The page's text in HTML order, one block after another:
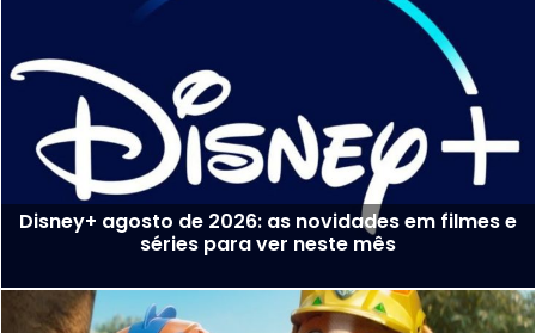
Disney+ agosto de 2026: as novidades em filmes e
séries para ver neste mês